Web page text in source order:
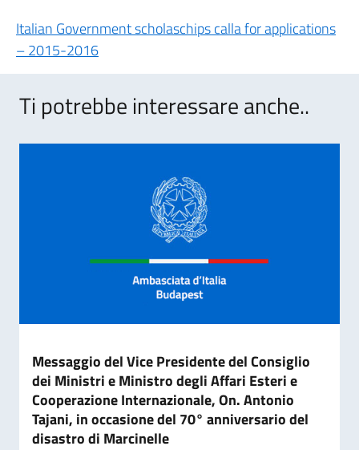
Italian Government scholaschips calla for applications
– 2015-2016
Ti potrebbe interessare anche..
Messaggio del Vice Presidente del Consiglio
dei Ministri e Ministro degli Affari Esteri e
Cooperazione Internazionale, On. Antonio
Tajani, in occasione del 70° anniversario del
disastro di Marcinelle